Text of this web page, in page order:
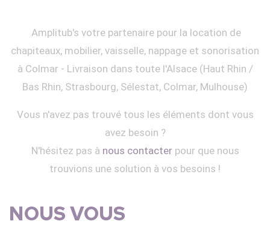
Amplitub's votre partenaire pour la location de
chapiteaux, mobilier, vaisselle, nappage et sonorisation
à Colmar - Livraison dans toute l'Alsace (Haut Rhin /
Bas Rhin, Strasbourg, Sélestat, Colmar, Mulhouse)
Vous n'avez pas trouvé tous les éléments dont vous
avez besoin ?
N'hésitez pas à nous contacterpour que nous
trouvions une solution à vos besoins !
NOUS VOUS